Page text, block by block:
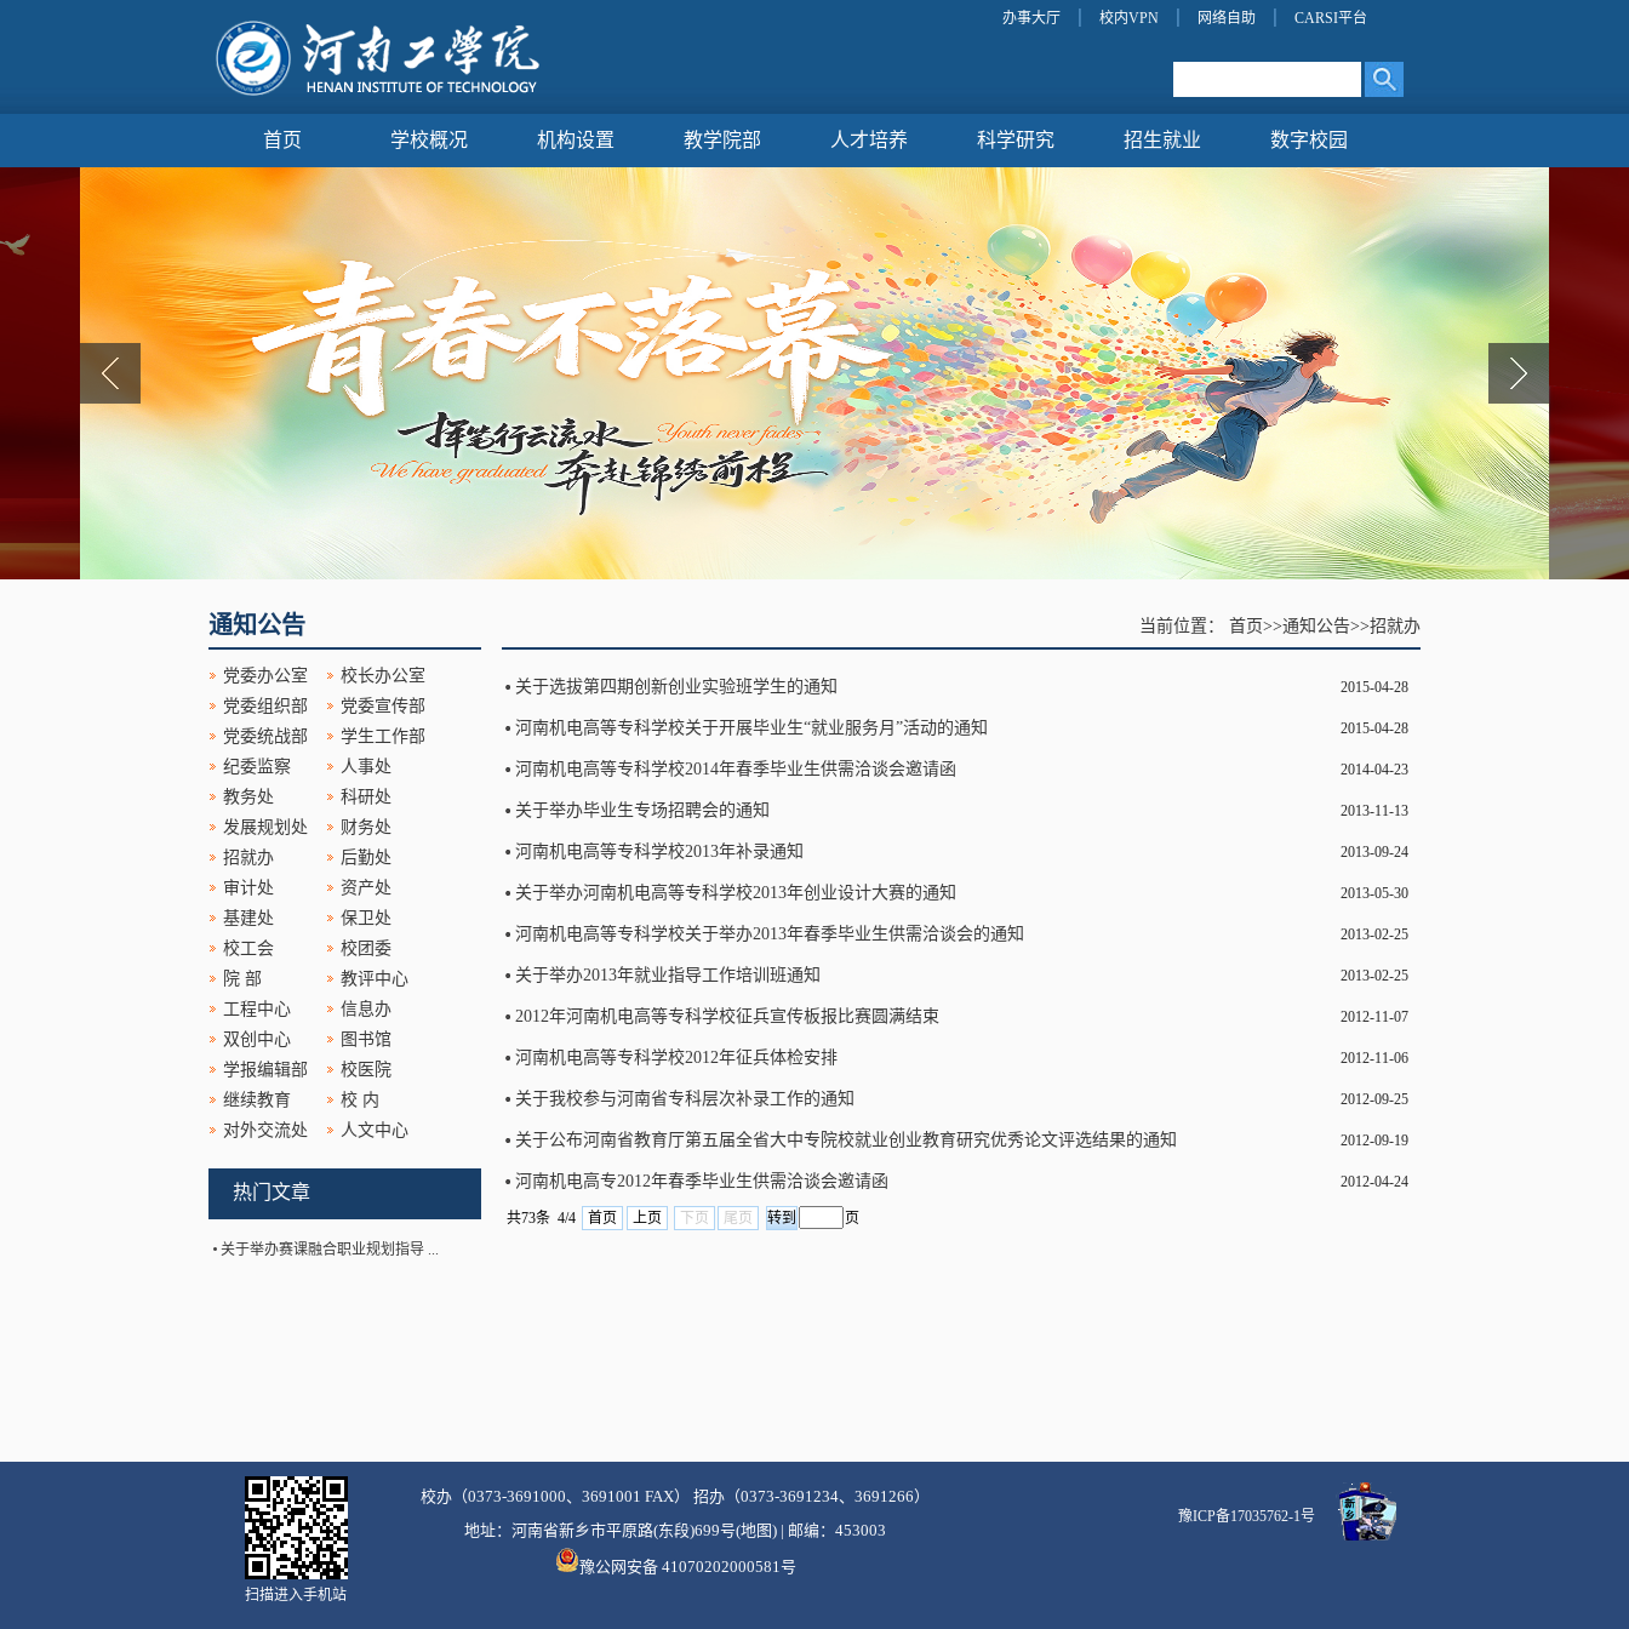
办事大厅 校内VPN 网络自助 CARSI平台
首页 学校概况 机构设置 教学院部 人才培养 科学研究 招生就业 数字校园
通知公告
党委办公室
校长办公室
党委组织部
党委宣传部
党委统战部
学生工作部
纪委监察
人事处
教务处
科研处
发展规划处
财务处
招就办
后勤处
审计处
资产处
基建处
保卫处
校工会
校团委
院 部
教评中心
工程中心
信息办
双创中心
图书馆
学报编辑部
校医院
继续教育
校 内
对外交流处
人文中心
热门文章
关于举办赛课融合职业规划指导 ...
当前位置： 首页>>通知公告>>招就办
关于选拔第四期创新创业实验班学生的通知 2015-04-28
河南机电高等专科学校关于开展毕业生“就业服务月”活动的通知 2015-04-28
河南机电高等专科学校2014年春季毕业生供需洽谈会邀请函 2014-04-23
关于举办毕业生专场招聘会的通知 2013-11-13
河南机电高等专科学校2013年补录通知 2013-09-24
关于举办河南机电高等专科学校2013年创业设计大赛的通知 2013-05-30
河南机电高等专科学校关于举办2013年春季毕业生供需洽谈会的通知 2013-02-25
关于举办2013年就业指导工作培训班通知 2013-02-25
2012年河南机电高等专科学校征兵宣传板报比赛圆满结束 2012-11-07
河南机电高等专科学校2012年征兵体检安排 2012-11-06
关于我校参与河南省专科层次补录工作的通知 2012-09-25
关于公布河南省教育厅第五届全省大中专院校就业创业教育研究优秀论文评选结果的通知 2012-09-19
河南机电高专2012年春季毕业生供需洽谈会邀请函 2012-04-24
共73条 4/4 首页 上页 下页 尾页 页
扫描进入手机站
校办（0373-3691000、3691001 FAX） 招办（0373-3691234、3691266）
地址：河南省新乡市平原路(东段)699号(地图) | 邮编：453003
豫公网安备 41070202000581号
豫ICP备17035762-1号